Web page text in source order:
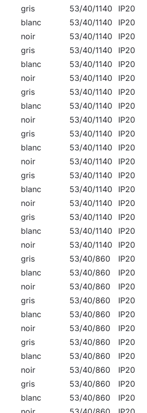
gris 53/40/1140 IP20
blanc 53/40/1140 IP20
noir 53/40/1140 IP20
gris 53/40/1140 IP20
blanc 53/40/1140 IP20
noir 53/40/1140 IP20
gris 53/40/1140 IP20
blanc 53/40/1140 IP20
noir 53/40/1140 IP20
gris 53/40/1140 IP20
blanc 53/40/1140 IP20
noir 53/40/1140 IP20
gris 53/40/1140 IP20
blanc 53/40/1140 IP20
noir 53/40/1140 IP20
gris 53/40/1140 IP20
blanc 53/40/1140 IP20
noir 53/40/1140 IP20
gris 53/40/860 IP20
blanc 53/40/860 IP20
noir 53/40/860 IP20
gris 53/40/860 IP20
blanc 53/40/860 IP20
noir 53/40/860 IP20
gris 53/40/860 IP20
blanc 53/40/860 IP20
noir 53/40/860 IP20
gris 53/40/860 IP20
blanc 53/40/860 IP20